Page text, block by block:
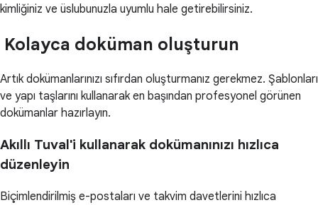
kimliğiniz ve üslubunuzla uyumlu hale getirebilirsiniz.
Kolayca doküman oluşturun
Artık dokümanlarınızı sıfırdan oluşturmanız gerekmez. Şablonları
ve yapı taşlarını kullanarak en başından profesyonel görünen
dokümanlar hazırlayın.
Akıllı Tuval'i kullanarak dokümanınızı hızlıca
düzenleyin
Biçimlendirilmiş e-postaları ve takvim davetlerini hızlıca